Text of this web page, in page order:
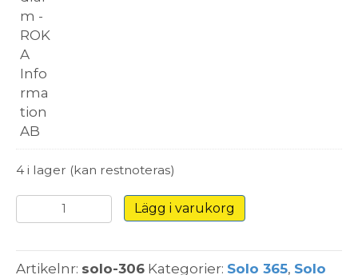
4 i lager (kan restnoteras)
306
Solo
Lägg i varukorg
Artikelnr: solo-306 Kategorier: Solo 365, Solo